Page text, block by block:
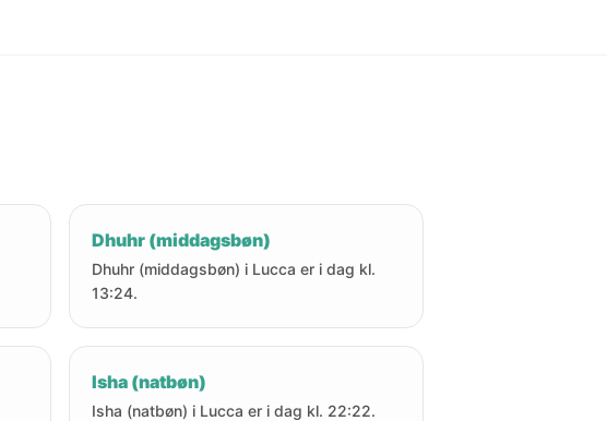
Dhuhr (middagsbøn)
Dhuhr (middagsbøn) i Lucca er i dag kl.
13:24.
Isha (natbøn)
Isha (natbøn) i Lucca er i dag kl. 22:22.